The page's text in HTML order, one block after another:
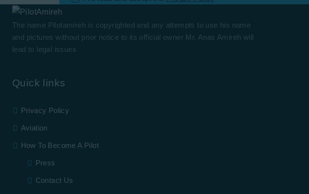
The name Pilotamireh is copyrighted and any attempts to use his name
and pictures without prior notice to its official owner Mr. Anas Amireh will
lead to legal issues
Quick links
Privacy Policy
Aviation
How To Become A Pilot
Press
Contact Us